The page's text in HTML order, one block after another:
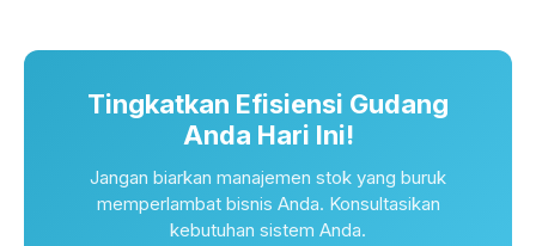
Tingkatkan Efisiensi Gudang
Anda Hari Ini!
Jangan biarkan manajemen stok yang buruk
memperlambat bisnis Anda. Konsultasikan
kebutuhan sistem Anda.